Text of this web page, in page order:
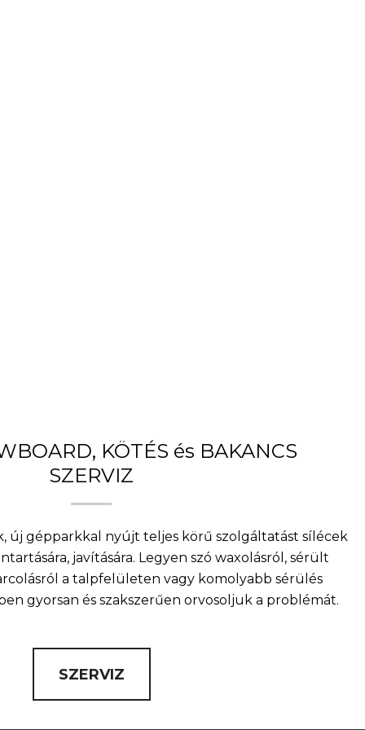
KÖTÉS és BAKANCS
SZERVIZ
új gépparkkal nyújt teljes körű szolgáltatást sílécek
javítására. Legyen szó waxolásról, sérült
a talpfelületen vagy komolyabb sérülés
gyorsan és szakszerűen orvosoljuk a problémát.
SZERVIZ